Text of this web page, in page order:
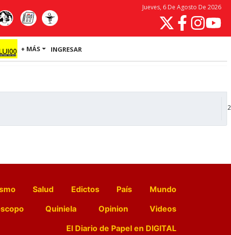
Jueves, 6 De Agosto De 2026
+ MÁS INGRESAR
Salud Edictos País
Mundo
Quiniela Opinion
Videos
El Diario de Papel en DIGITAL